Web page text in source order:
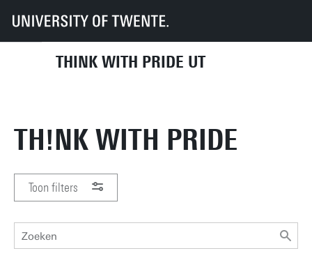
THINK WITH PRIDE UT
UT Th!nk with Pride
TH!NK WITH PRIDE
Toon filters